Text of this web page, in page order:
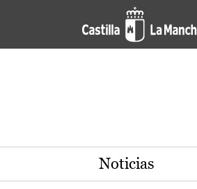
Pasar al contenido principal
Actualidad de la
Noticias